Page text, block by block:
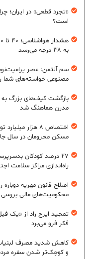
«تجرد قطعی» در ایران؛
است؟
به ۳۸ درجه می‌رسد
سم آلتمن: عصر
مصنوعی خواسته‌های شما
بازگشت کیف‌های بزرگ
مدرن هماهنگ شد
اختصاص ۸ هزار
مسکن محرومان در سال
۲۷ درصد کودکان
راه‌اندازی مراکز سلامت
اصلاح قانون مهریه
محکومیت‌های مالی
تمجید ایرج راد از «یک
فکر فرو می‌برد
کاهش شدید مصرف لبنیات
و کوچک‌تر شدن سفره